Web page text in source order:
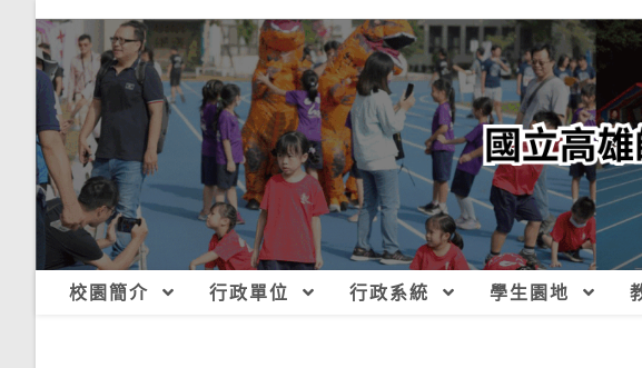
校園簡介 行政單位 行政系統 學生園地